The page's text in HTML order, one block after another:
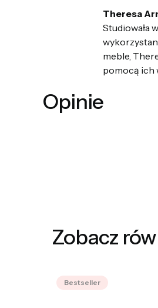
Theresa
Studiowała
meble,
pomocą ich
Opinie
Zobacz
Bestseller